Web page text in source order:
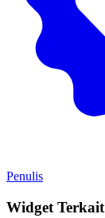
Penulis
Widget Terkait